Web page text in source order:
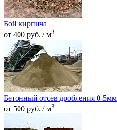
Бой кирпича
от 400 руб. / м3
Бетонный отсев дробления 0-5мм
от 500 руб. / м3